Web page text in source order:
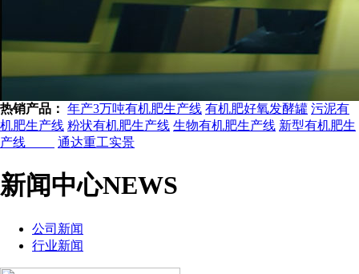
热销产品： 年产3万吨有机肥生产线 有机肥好氧发酵罐 污泥有
机肥生产线 粉状有机肥生产线 生物有机肥生产线 新型有机肥生
产线
通达重工实景
新闻中心NEWS
公司新闻
行业新闻